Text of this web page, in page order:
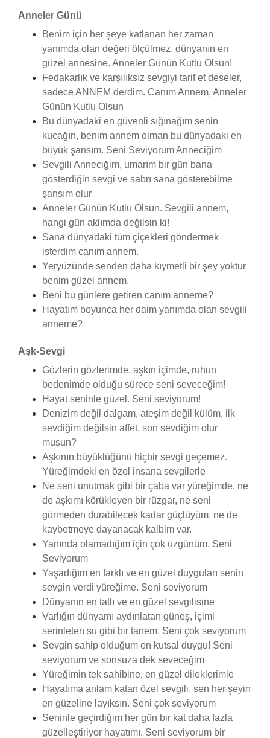
Anneler Günü
Benim için her şeye katlanan her zaman
yanımda olan değeri ölçülmez, dünyanın en
güzel annesine. Anneler Günün Kutlu Olsun!
Fedakarlık ve karşılıksız sevgiyi tarif et deseler,
sadece ANNEM derdim. Canım Annem, Anneler
Günün Kutlu Olsun
Bu dünyadaki en güvenli sığınağım senin
kucağın, benim annem olman bu dünyadaki en
büyük şansım. Seni Seviyorum Anneciğim
Sevgili Anneciğim, umarım bir gün bana
gösterdiğin sevgi ve sabrı sana gösterebilme
şansım olur
Anneler Günün Kutlu Olsun. Sevgili annem,
hangi gün aklımda değilsin ki!
Sana dünyadaki tüm çiçekleri göndermek
isterdim canım annem.
Yeryüzünde senden daha kıymetli bir şey yoktur
benim güzel annem.
Beni bu günlere getiren canım anneme?
Hayatım boyunca her daim yanımda olan sevgili
anneme?
Aşk-Sevgi
Gözlerin gözlerimde, aşkın içimde, ruhun
bedenimde olduğu sürece seni seveceğim!
Hayat seninle güzel. Seni seviyorum!
Denizim değil dalgam, ateşim değil külüm, ilk
sevdiğim değilsin affet, son sevdiğim olur
musun?
Aşkının büyüklüğünü hiçbir sevgi geçemez.
Yüreğimdeki en özel insana sevgilerle
Ne seni unutmak gibi bir çaba var yüreğimde, ne
de aşkımı körükleyen bir rüzgar, ne seni
görmeden durabilecek kadar güçlüyüm, ne de
kaybetmeye dayanacak kalbim var.
Yanında olamadığım için çok üzgünüm, Seni
Seviyorum
Yaşadığım en farklı ve en güzel duyguları senin
sevgin verdi yüreğime. Seni seviyorum
Dünyanın en tatlı ve en güzel sevgilisine
Varlığın dünyamı aydınlatan güneş, içimi
serinleten su gibi bir tanem. Seni çok seviyorum
Sevgin sahip olduğum en kutsal duygu! Seni
seviyorum ve sonsuza dek seveceğim
Yüreğimin tek sahibine, en güzel dileklerimle
Hayatıma anlam katan özel sevgili, sen her şeyin
en güzeline layıksın. Seni çok seviyorum
Seninle geçirdiğim her gün bir kat daha fazla
güzelleştiriyor hayatımı. Seni seviyorum bir